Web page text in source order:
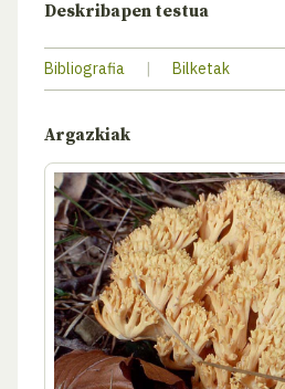
Deskribapen testua
Bibliografia | Bilketak
Argazkiak